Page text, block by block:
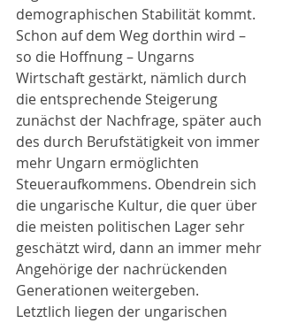
demographischen Stabilität kommt.
Schon auf dem Weg dorthin wird –
so die Hoffnung – Ungarns
Wirtschaft gestärkt, nämlich durch
die entsprechende Steigerung
zunächst der Nachfrage, später auch
des durch Berufstätigkeit von immer
mehr Ungarn ermöglichten
Steueraufkommens. Obendrein sich
die ungarische Kultur, die quer über
die meisten politischen Lager sehr
geschätzt wird, dann an immer mehr
Angehörige der nachrückenden
Generationen weitergeben.
Letztlich liegen der ungarischen